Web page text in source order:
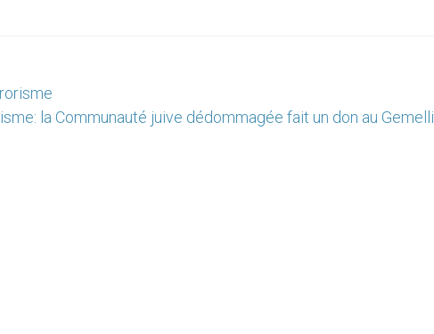
la Communauté juive dédommagée fait un don au Gemelli